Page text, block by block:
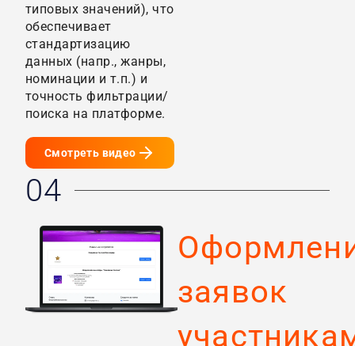
типовых значений), что
обеспечивает
стандартизацию
данных (напр., жанры,
номинации и т.п.) и
точность фильтрации/
поиска на платформе.
Смотреть видео
04
заявок